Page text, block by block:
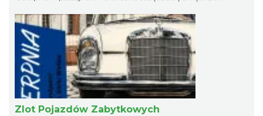
Zlot Pojazdów Zabytkowych